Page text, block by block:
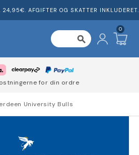
AFGIFTER OG SKATTER INKLUDERET.
search
0
for din ordre
University Bulls